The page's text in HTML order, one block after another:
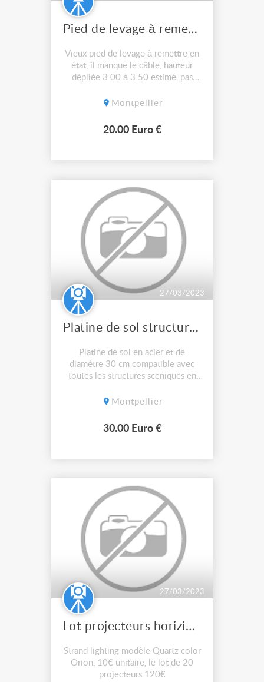
Pied de levage à remettre en état
Vieux pied de levage à remettre en
état, il manque le câble, hauteur
dépliée 3.00 à 3.50 estimé, pas
Montpellier
20.00 Euro €
27/03/2023
Platine de sol structure 290 ASDprolyteetc
Platine de sol en acier et de
diamètre 30 cm compatible avec
toutes les structures sceniques en
sans les demi-manchons qui eux
structures. ASD, PROLYTE, MILOS,
Montpellier
30.00 Euro €
27/03/2023
Lot projecteurs horiziodes cycliodes
Strand lighting modèle Quartz color
Orion, 10€ unitaire, le lot de 20
projecteurs 120€